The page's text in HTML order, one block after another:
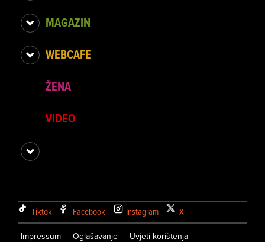
MAGAZIN
WEBCAFE
ŽENA
VIDEO
Tiktok Facebook Instagram X
Impressum Oglašavanje Uvjeti korištenja